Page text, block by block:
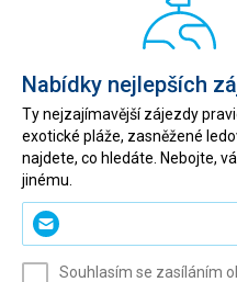
Nabídky nejlepších
Ty nejzajímavější zájezdy
exotické pláže, zasněžené
najdete, co hledáte. Nebojte,
jinému.
Zadejte
svůj
Souhlasím se zasíláním